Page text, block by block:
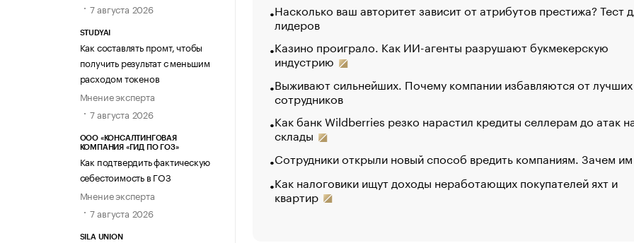
7 августа 2026
STUDYAI
Как составлять промт, чтобы
получить результат с меньшим
расходом токенов
Мнение эксперта
7 августа 2026
ООО «КОНСАЛТИНГОВАЯ
КОМПАНИЯ «ГИД ПО ГОЗ»
Как подтвердить фактическую
себестоимость в ГОЗ
Мнение эксперта
7 августа 2026
SILA UNION
Насколько ваш авторитет зависит от атрибутов престижа? Тест
лидеров
Казино проиграло. Как ИИ-агенты разрушают букмекерскую
индустрию
Выживают сильнейших. Почему компании избавляются от лучших
сотрудников
Как банк Wildberries резко нарастил кредиты селлерам до атак
склады
Сотрудники открыли новый способ вредить компаниям. Зачем
Как налоговики ищут доходы неработающих покупателей яхт и
квартир